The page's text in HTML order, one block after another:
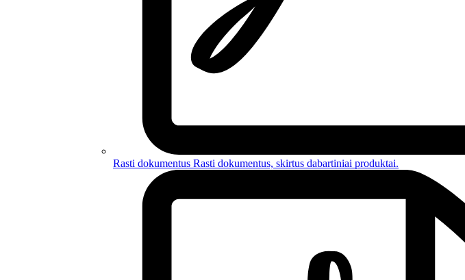
Rasti dokumentus Rasti dokumentus, skirtus dabartiniai produktai.